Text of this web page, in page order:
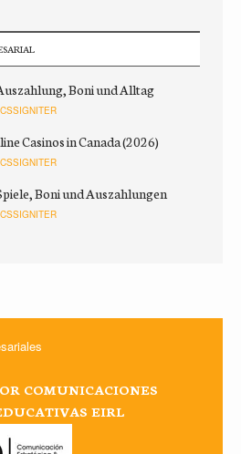
Boni und Alltag
Casinos in Canada (2026)
Boni und Auszahlungen
COMUNICACIONES
EIRL